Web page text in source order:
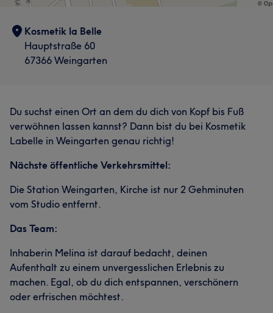
Kosmetik la Belle
Hauptstraße 60
67366 Weingarten
Du suchst einen Ort an dem du dich von Kopf bis Fuß
verwöhnen lassen kannst? Dann bist du bei Kosmetik
Labelle in Weingarten genau richtig!
Nächste öffentliche Verkehrsmittel:
Die Station Weingarten, Kirche ist nur 2 Gehminuten
vom Studio entfernt.
Das Team:
Inhaberin Melina ist darauf bedacht, deinen
Aufenthalt zu einem unvergesslichen Erlebnis zu
machen. Egal, ob du dich entspannen, verschönern
oder erfrischen möchtest.